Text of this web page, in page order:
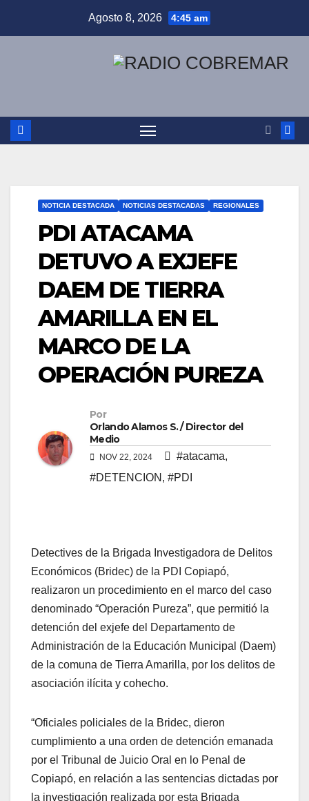
Agosto 8, 2026 4:45 am
NOTICIA DESTACADA NOTICIAS DESTACADAS REGIONALES
PDI ATACAMA
DETUVO A EXJEFE
DAEM DE TIERRA
AMARILLA EN EL
MARCO DE LA
OPERACIÓN PUREZA
Por
Orlando Alamos S. / Director del
Medio
NOV 22, 2024 #atacama,
#DETENCION , #PDI
Detectives de la Brigada Investigadora de Delitos
Económicos (Bridec) de la PDI Copiapó,
realizaron un procedimiento en el marco del caso
denominado “Operación Pureza”, que permitió la
detención del exjefe del Departamento de
Administración de la Educación Municipal (Daem)
de la comuna de Tierra Amarilla, por los delitos de
asociación ilícita y cohecho.
“Oficiales policiales de la Bridec, dieron
cumplimiento a una orden de detención emanada
por el Tribunal de Juicio Oral en lo Penal de
Copiapó, en relación a las sentencias dictadas por
la investigación realizada por esta Brigada